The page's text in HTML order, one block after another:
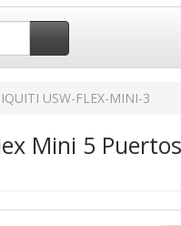
USW-FLEX-MINI-3
Mini 5